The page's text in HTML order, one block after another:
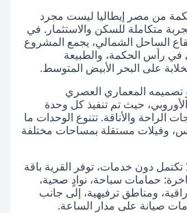
من مصر إيطاليا ليست مجرد
متكاملة للسكن والاستثمار. في
الساحل الشمالي، يجمع المشروع
في رأس الحكمة، والطبيعة
على البحر الأبيض المتوسط.
تصميمه المعماري العصري
حيث تم تنفيذ كل وحدة
الراحة والأناقة. تتنوع الوحدات ما
وفيلات مستقلة بمساحات مختلفة
تكتمل دون خدمات، توفر القرية باقة
حمامات سباحة، نوادٍ صحية،
ومناطق ترفيهية، إلى جانب
صيانة على مدار الساعة.